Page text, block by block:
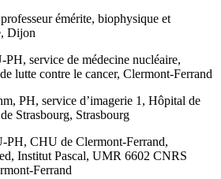
professeur émérite, biophysique et
Dijon
PH, service de médecine nucléaire,
lutte contre le cancer, Clermont-Ferrand
PH, service d’imagerie 1, Hôpital de
Strasbourg, Strasbourg
PH, CHU de Clermont-Ferrand,
Institut Pascal, UMR 6602 CNRS
Ferrand